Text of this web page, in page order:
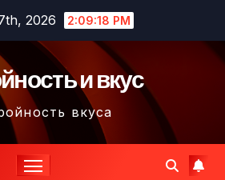
2026 2:09:19 PM
и вкус
вкуса